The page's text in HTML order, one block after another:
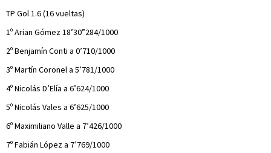
TP Gol 1.6 (16 vueltas)
1º Arian Gómez 18’30”284/1000
2º Benjamín Conti a 0’710/1000
3º Martín Coronel a 5’781/1000
4º Nicolás D’Elía a 6’624/1000
5º Nicolás Vales a 6’625/1000
6º Maximiliano Valle a 7’426/1000
7º Fabián López a 7’769/1000